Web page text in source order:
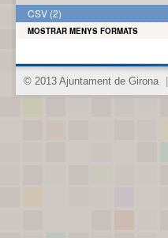
CSV (2)
MOSTRAR MENYS FORMATS
© 2013 Ajuntament de Girona